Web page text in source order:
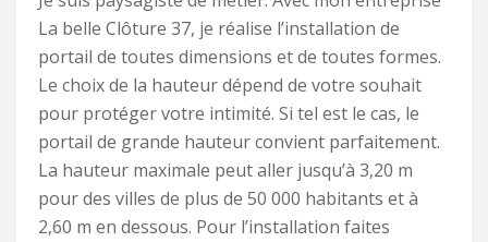
La belle Clôture 37, je réalise l’installation de
portail de toutes dimensions et de toutes formes.
Le choix de la hauteur dépend de votre souhait
pour protéger votre intimité. Si tel est le cas, le
portail de grande hauteur convient parfaitement.
La hauteur maximale peut aller jusqu’à 3,20 m
pour des villes de plus de 50 000 habitants et à
2,60 m en dessous. Pour l’installation faites